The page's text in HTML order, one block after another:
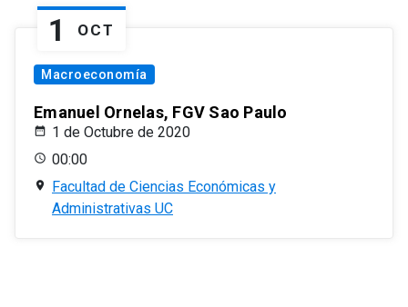
1 OCT
Macroeconomía
Emanuel Ornelas, FGV Sao Paulo
1 de Octubre de 2020
00:00
Facultad de Ciencias Económicas y
Administrativas UC